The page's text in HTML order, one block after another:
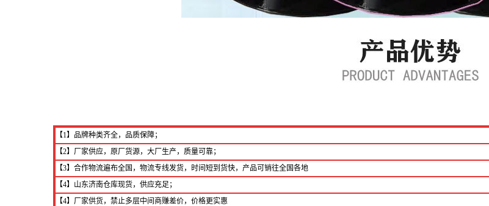
【1】品牌种类齐全，品质保障；
【2】厂家供应，原厂货源，大厂生产，质量可靠；
【3】合作物流遍布全国，物流专线发货，时间短到货快，产品可销往全国各地
【4】山东济南仓库现货，供应充足；
【4】厂家供货，禁止多层中间商赚差价，价格更实惠